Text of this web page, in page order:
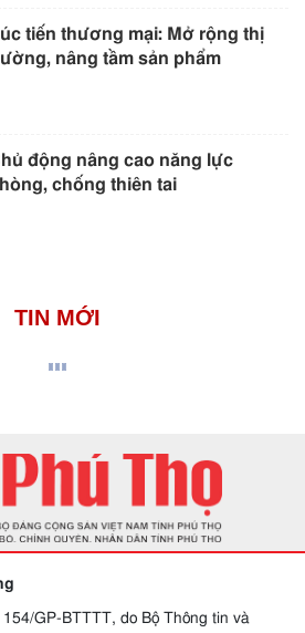
tiến thương mại: Mở rộng thị
nâng tầm sản phẩm
động nâng cao năng lực
chống thiên tai
TIN MỚI
GP-BTTTT, do Bộ Thông tin và